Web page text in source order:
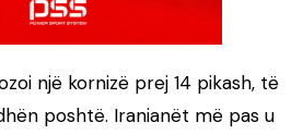
një kornizë prej 14 pikash, të
poshtë. Iranianët më pas u